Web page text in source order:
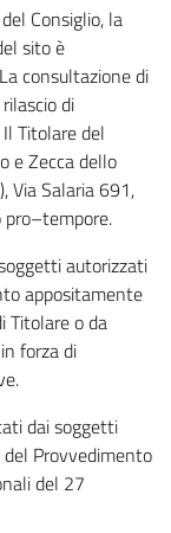
Consiglio, la
sito è
consultazione di
di
Titolare del
e Zecca dello
Via Salaria 691,
pro–tempore.
autorizzati
appositamente
Titolare o da
forza di
dai soggetti
Provvedimento
del 27